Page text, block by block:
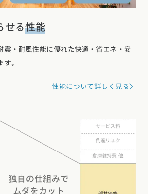
せる性能
震・耐風性能に優れた快適・省エネ・安
。
性能について詳しく見る